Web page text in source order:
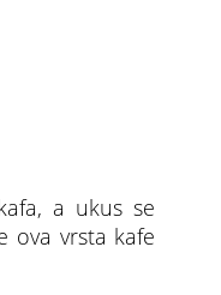
a ukus se
ova vrsta kafe